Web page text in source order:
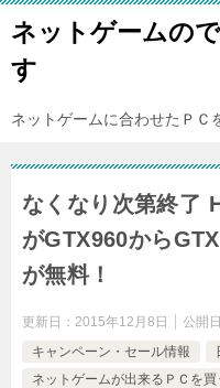
ネットゲームの
す
ネットゲームに合わせたＰＣ
なくなり次第終了
がGTX960から
が無料！
更新日： 2015年12月8日 公開
キャンペーン・セール情報
ネットゲームが出来るＰＣを買